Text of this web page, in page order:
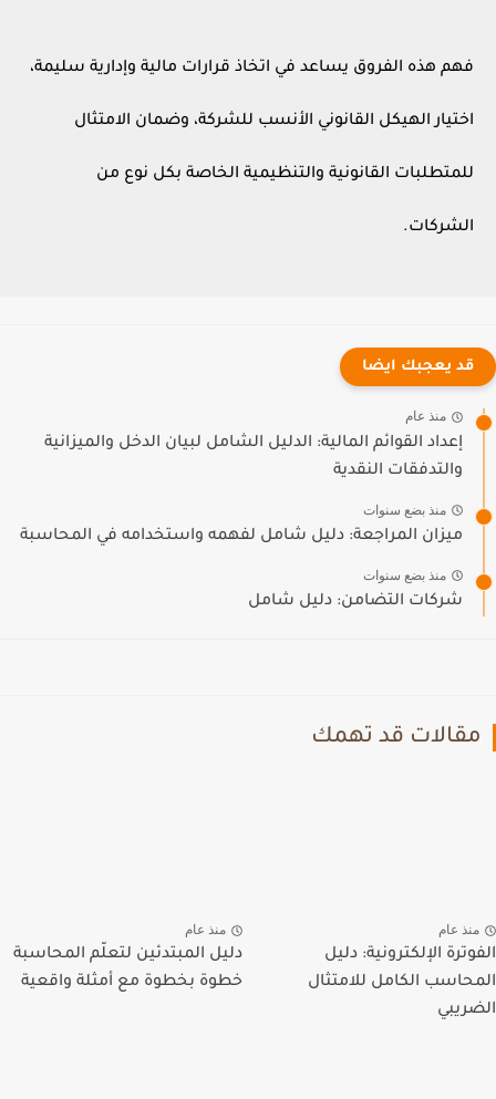
فهم هذه الفروق يساعد في اتخاذ قرارات مالية وإدارية سليمة،
اختيار الهيكل القانوني الأنسب للشركة، وضمان الامتثال
للمتطلبات القانونية والتنظيمية الخاصة بكل نوع من
الشركات.
قد يعجبك ايضا
منذ عام
إعداد القوائم المالية: الدليل الشامل لبيان الدخل والميزانية
والتدفقات النقدية
منذ بضع سنوات
ميزان المراجعة: دليل شامل لفهمه واستخدامه في المحاسبة
منذ بضع سنوات
شركات التضامن: دليل شامل
مقالات قد تهمك
منذ عام
الفوترة الإلكترونية: دليل
المحاسب الكامل للامتثال
الضريبي
منذ عام
دليل المبتدئين لتعلّم المحاسبة
خطوة بخطوة مع أمثلة واقعية